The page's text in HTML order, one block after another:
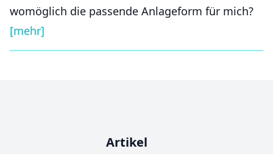
womöglich die passende Anlageform für mich?
[mehr]
Artikel